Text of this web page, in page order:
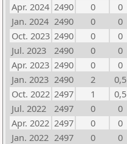
Apr. 2024 2490 0
0
Jan. 2024 2490 0
0
Oct. 2023 2490 0
0
Jul. 2023
2490 0
0
Apr. 2023 2490 0
0
Jan. 2023 2490 2
0,5
Oct. 2022 2497 1
0,5
Jul. 2022
2497 0
0
Apr. 2022 2497 0
0
Jan. 2022 2497 0
0